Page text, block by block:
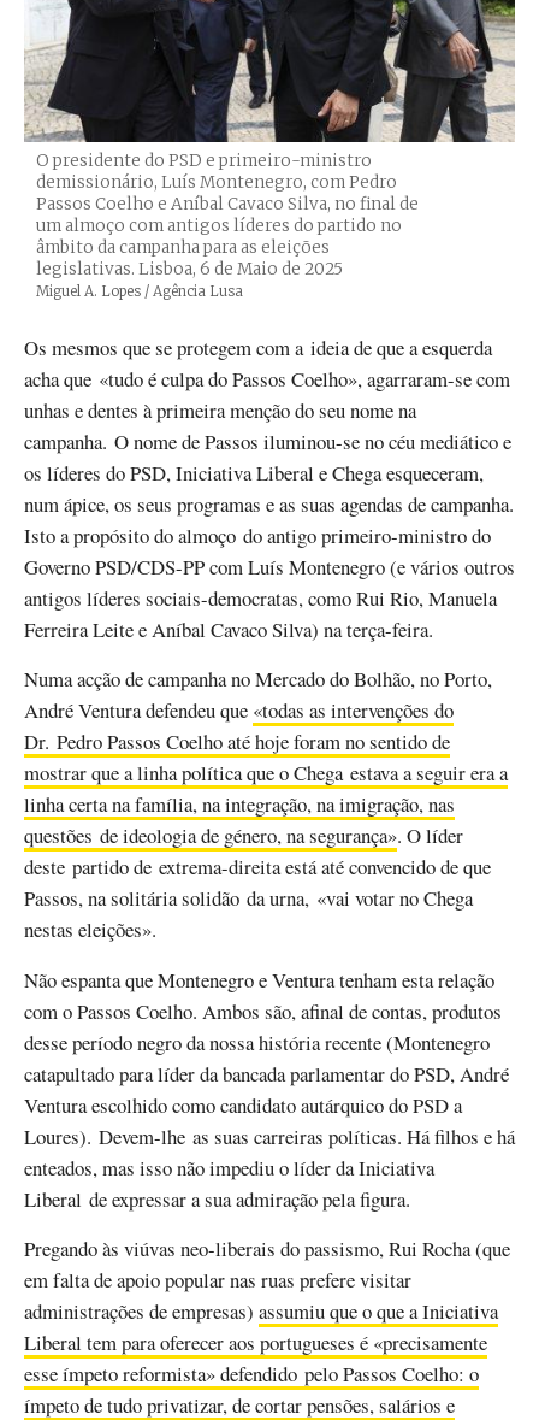
O presidente do PSD e primeiro-ministro
demissionário, Luís Montenegro, com Pedro
Passos Coelho e Aníbal Cavaco Silva, no final de
um almoço com antigos líderes do partido no
âmbito da campanha para as eleições
legislativas. Lisboa, 6 de Maio de 2025
Créditos
Miguel A. Lopes / Agência Lusa
Os mesmos que se protegem com a ideia de que a esquerda
acha que «tudo é culpa do Passos Coelho», agarraram-se com
unhas e dentes à primeira menção do seu nome na
campanha. O nome de Passos iluminou-se no céu mediático e
os líderes do PSD, Iniciativa Liberal e Chega esqueceram,
num ápice, os seus programas e as suas agendas de campanha.
Isto a propósito do almoço do antigo primeiro-ministro do
Governo PSD/CDS-PP com Luís Montenegro (e vários outros
antigos líderes sociais-democratas, como Rui Rio, Manuela
Ferreira Leite e Aníbal Cavaco Silva) na terça-feira.
Numa acção de campanha no Mercado do Bolhão, no Porto,
André Ventura defendeu que «todas as intervenções do
Dr. Pedro Passos Coelho até hoje foram no sentido de
mostrar que a linha política que o Chega estava a seguir era a
linha certa na família, na integração, na imigração, nas
questões de ideologia de género, na segurança». O líder
deste partido de extrema-direita está até convencido de que
Passos, na solitária solidão da urna, «vai votar no Chega
nestas eleições».
Não espanta que Montenegro e Ventura tenham esta relação
com o Passos Coelho. Ambos são, afinal de contas, produtos
desse período negro da nossa história recente (Montenegro
catapultado para líder da bancada parlamentar do PSD, André
Ventura escolhido como candidato autárquico do PSD a
Loures). Devem-lhe as suas carreiras políticas. Há filhos e há
enteados, mas isso não impediu o líder da Iniciativa
Liberal de expressar a sua admiração pela figura.
Pregando às viúvas neo-liberais do passismo, Rui Rocha (que
em falta de apoio popular nas ruas prefere visitar
administrações de empresas) assumiu que o que a Iniciativa
Liberal tem para oferecer aos portugueses é «precisamente
esse ímpeto reformista» defendido pelo Passos Coelho: o
ímpeto de tudo privatizar, de cortar pensões, salários e